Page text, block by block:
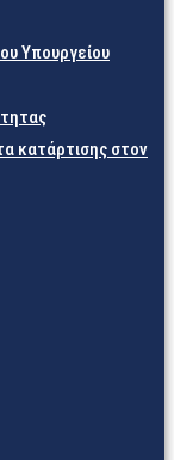
Υπουργείου
κατάρτισης στον